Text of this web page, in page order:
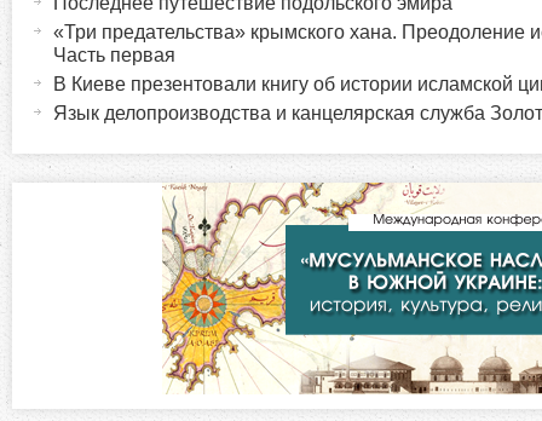
а
«Три предательства» крымского хана. Преодоление
Часть первая
В Киеве презентовали книгу об истории исламской
Язык делопроизводства и канцелярская служба